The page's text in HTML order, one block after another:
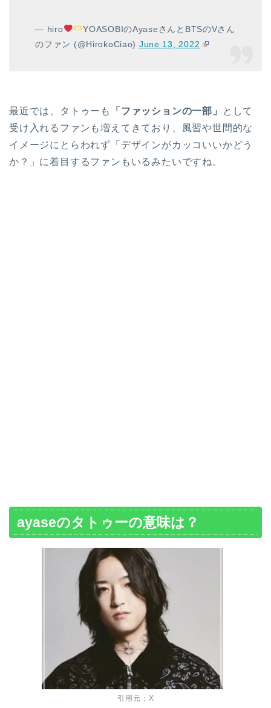
— hiro
YOASOBIのAyaseさんとBTSのVさん
のファン (@HirokoCiao) June 13, 2022
最近では、タトゥーも 「ファッションの一部」
として
受け入れるファンも増えてきており、風習や世間的な
イメージにとらわれず「デザインがカッコいいかどう
か？」に着目するファンもいるみたいですね。
ayaseのタトゥーの意味は？
引用元：X